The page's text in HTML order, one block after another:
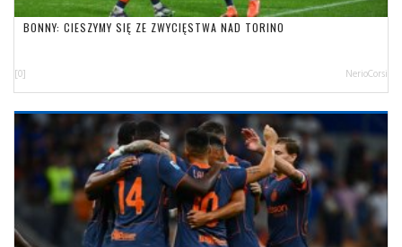
BONNY: CIESZYMY SIĘ ZE ZWYCIĘSTWA NAD TORINO
[0] NerioCorsi